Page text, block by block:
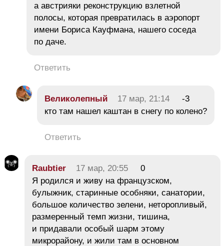
а австрияки реконструкцию взлетной
полосы, которая превратилась в аэропорт
имени Бориса Кауфмана, нашего соседа
по даче.
Ответить
Великолепный 17 мар, 21:14
-3
кто там нашел каштан в снегу по колено?
Ответить
Raubtier 17 мар, 20:55
0
Я родился и живу на французском,
булыжник, старинные особняки, санатории,
большое количество зелени, неторопливый,
размеренный темп жизни, тишина,
и придавали особый шарм этому
микрорайону, и жили там в основном